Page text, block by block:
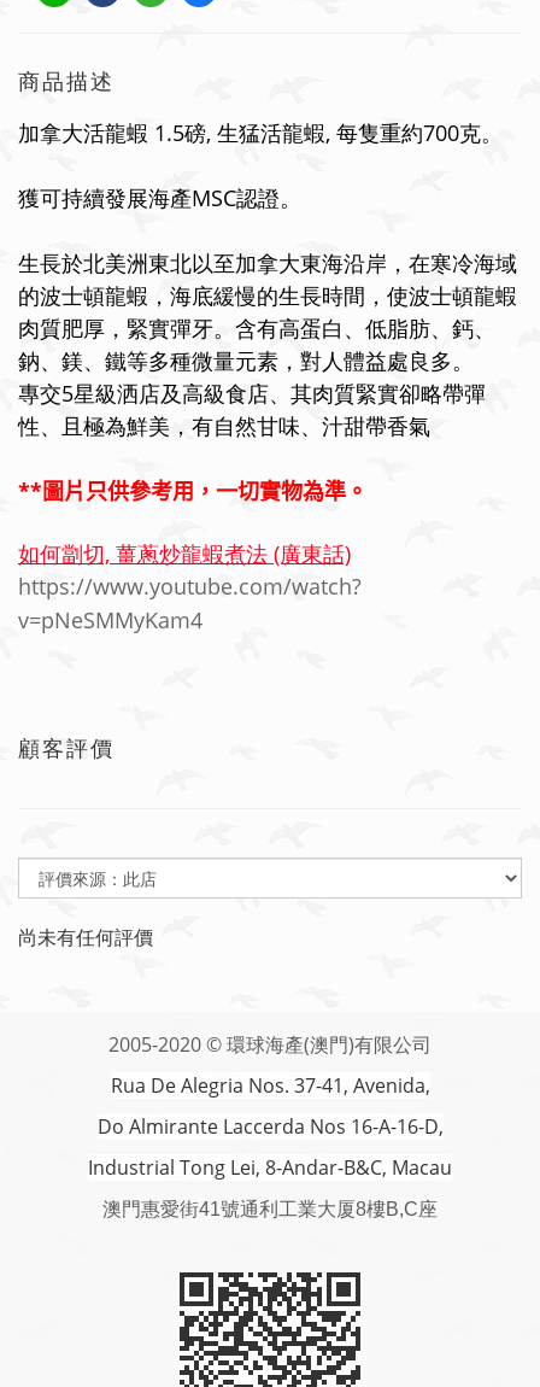
商品描述
加拿大活龍蝦 1.5磅, 生猛活龍蝦, 每隻重約700克。
獲可持續發展海產MSC認證。
生長於北美洲東北以至加拿大東海沿岸，在寒冷海域
的波士頓龍蝦，海底緩慢的生長時間，使波士頓龍蝦
肉質肥厚，緊實彈牙。含有高蛋白、低脂肪、鈣、
鈉、鎂、鐵等多種微量元素，對人體益處良多。
專交5星級洒店及高級食店、其肉質緊實卻略帶彈
性、且極為鮮美，有自然甘味、汁甜帶香氣
**圖片只供參考用，一切實物為準。
如何劏切, 薑蔥炒龍蝦煮法 (廣東話)
https://www.youtube.com/watch?
v=pNeSMMyKam4
顧客評價
尚未有任何評價
2005-2020 © 環球海產(澳門)有限公司
Rua De Alegria Nos. 37-41, Avenida,
Do Almirante Laccerda Nos 16-A-16-D,
Industrial Tong Lei, 8-Andar-B&C, Macau
澳門惠愛街41號通利工業大厦8樓B,C座